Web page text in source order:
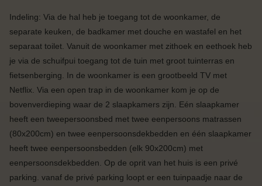
Indeling: Via de hal heb je toegang tot de woonkamer, de
separate keuken, de badkamer met douche en wastafel en het
separaat toilet. Vanuit de woonkamer met zithoek en eethoek heb
je via de schuifpui toegang tot de tuin met groot tuinterras en
fietsenberging. In de woonkamer is een grootbeeld TV met
Netflix. Via een open trap in de woonkamer kom je op de
bovenverdieping waar de 2 slaapkamers zijn. Eén slaapkamer
heeft een tweepersoonsbed met twee eenpersoons matrassen
(80x200cm) en twee eenpersoonsdekbedden en één slaapkamer
heeft twee eenpersoonsbedden (elk 90x200cm) met
eenpersoonsdekbedden. Op de oprit van het huis is een privé
parking. vanaf de privé parking loopt er een tuinpaadje naar de